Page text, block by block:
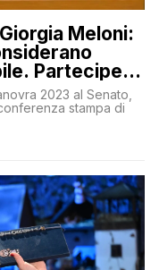
Meloni:
Parteciperò
2023 al Senato,
stampa di